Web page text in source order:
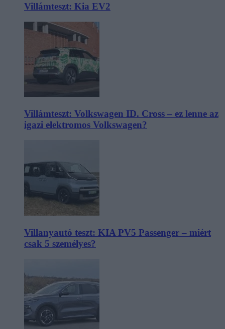
Villámteszt: Kia EV2
Villámteszt: Volkswagen ID. Cross – ez lenne az
igazi elektromos Volkswagen?
Villanyautó teszt: KIA PV5 Passenger – miért
csak 5 személyes?